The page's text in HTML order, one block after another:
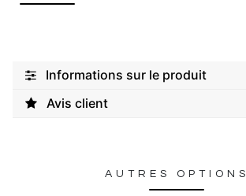
Informations sur le produit
Avis client
AUTRES OPTIONS